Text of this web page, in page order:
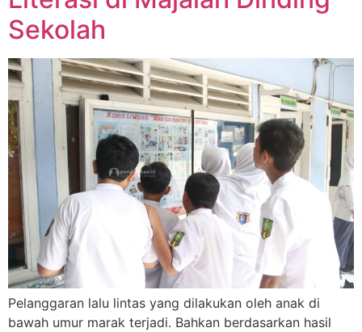
Sekolah
Pelanggaran lalu lintas yang dilakukan oleh anak di
bawah umur marak terjadi. Bahkan berdasarkan hasil